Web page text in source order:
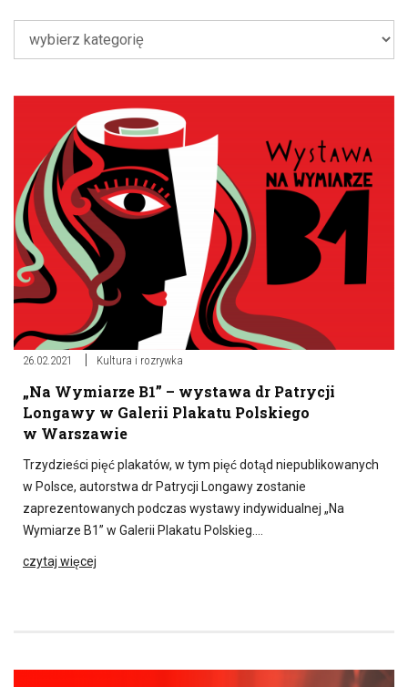
26.02.2021 Kultura i rozrywka
„Na Wymiarze B1” – wystawa dr Patrycji
Longawy w Galerii Plakatu Polskiego
w Warszawie
Trzydzieści pięć plakatów, w tym pięć dotąd niepublikowanych
w Polsce, autorstwa dr Patrycji Longawy zostanie
zaprezentowanych podczas wystawy indywidualnej „Na
Wymiarze B1” w Galerii Plakatu Polskieg….
czytaj więcej